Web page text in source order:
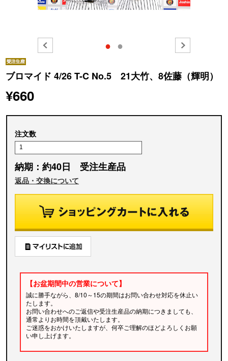
● ●
ブロマイド 4/26 T-C No.5 21大竹、8佐藤（輝明）
¥660
注文数
納期：約40日 受注生産品
返品・交換について
【お盆期間中の営業について】
誠に勝手ながら、8/10～15の期間はお問い合わせ対応を休止い
たします。
お問い合わせへのご返信や受注生産品の納期につきましても、
通常よりお時間を頂戴いたします。
ご迷惑をおかけいたしますが、何卒ご理解のほどよろしくお願
い申し上げます。